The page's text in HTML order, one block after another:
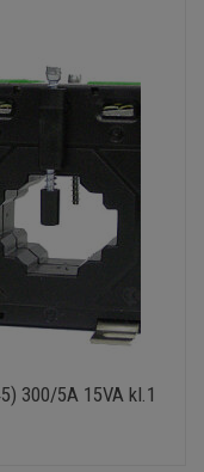
300/5A 15VA kl.1